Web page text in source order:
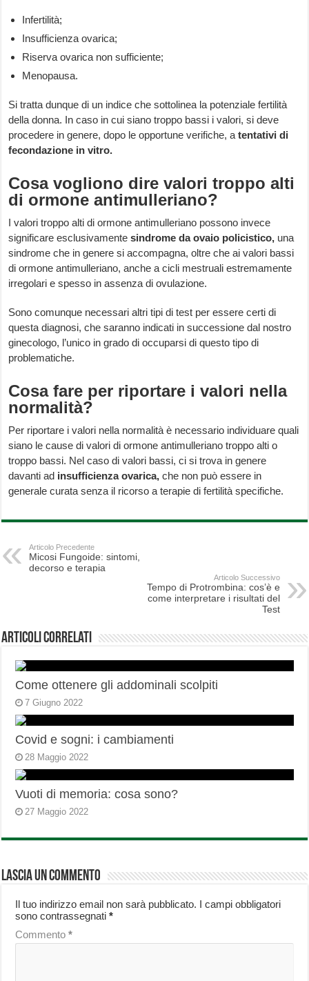
Infertilità;
Insufficienza ovarica;
Riserva ovarica non sufficiente;
Menopausa.
Si tratta dunque di un indice che sottolinea la potenziale fertilità
della donna. In caso in cui siano troppo bassi i valori, si deve
procedere in genere, dopo le opportune verifiche, atentativi di
fecondazione in vitro.
Cosa vogliono dire valori troppo alti
di ormone antimulleriano?
I valori troppo alti di ormone antimulleriano possono invece
significare esclusivamente sindrome da ovaio policistico, una
sindrome che in genere si accompagna, oltre che ai valori bassi
di ormone antimulleriano, anche a cicli mestruali estremamente
irregolari e spesso in assenza di ovulazione.
Sono comunque necessari altri tipi di test per essere certi di
questa diagnosi, che saranno indicati in successione dal nostro
ginecologo, l’unico in grado di occuparsi di questo tipo di
problematiche.
Cosa fare per riportare i valori nella
normalità?
Per riportare i valori nella normalità è necessario individuare quali
siano le cause di valori di ormone antimulleriano troppo alti o
troppo bassi. Nel caso di valori bassi, ci si trova in genere
davanti ad insufficienza ovarica, che non può essere in
generale curata senza il ricorso a terapie di fertilità specifiche.
Articolo Precedente
Micosi Fungoide: sintomi,
decorso e terapia
Articolo Successivo
Tempo di Protrombina: cos’è e
come interpretare i risultati del
Test
Articoli correlati
Come ottenere gli addominali scolpiti
7 Giugno 2022
Covid e sogni: i cambiamenti
28 Maggio 2022
Vuoti di memoria: cosa sono?
27 Maggio 2022
Lascia un commento
Il tuo indirizzo email non sarà pubblicato. I campi obbligatori
sono contrassegnati*
Commento*